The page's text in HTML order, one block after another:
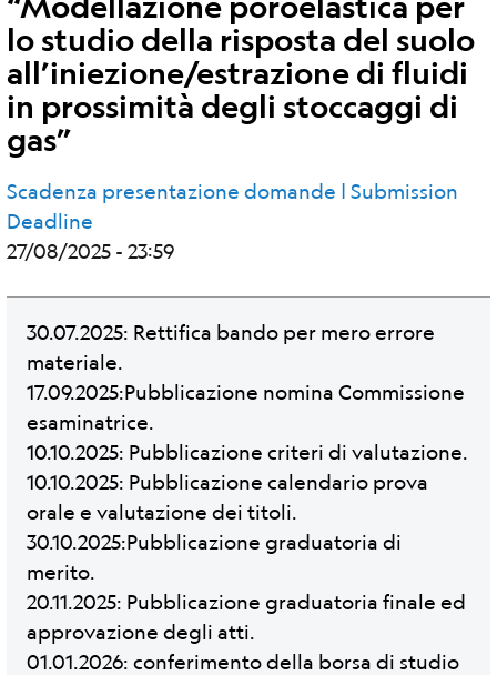
lo studio della risposta del suolo
all’iniezione/estrazione di fluidi
in prossimità degli stoccaggi di
gas”
Scadenza presentazione domande | Submission
Deadline
27/08/2025 - 23:59
30.07.2025: Rettifica bando per mero errore
materiale.
17.09.2025:Pubblicazione nomina Commissione
esaminatrice.
10.10.2025: Pubblicazione criteri di valutazione.
10.10.2025: Pubblicazione calendario prova
orale e valutazione dei titoli.
30.10.2025:Pubblicazione graduatoria di
merito.
20.11.2025: Pubblicazione graduatoria finale ed
approvazione degli atti.
01.01.2026: conferimento della borsa di studio